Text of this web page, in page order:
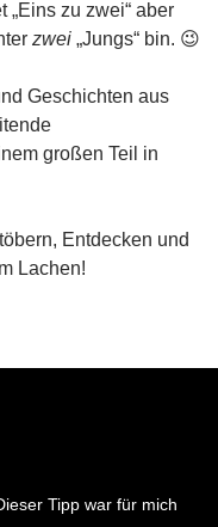
„Eins zu zwei“ aber
zwei „Jungs“ bin. 😉
Geschichten aus
großen Teil in
Entdecken und
Lachen!
Tipp war für mich